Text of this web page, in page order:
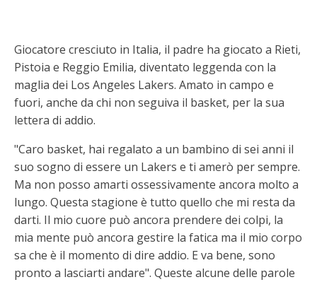
Giocatore cresciuto in Italia, il padre ha giocato a Rieti,
Pistoia e Reggio Emilia, diventato leggenda con la
maglia dei Los Angeles Lakers. Amato in campo e
fuori, anche da chi non seguiva il basket, per la sua
lettera di addio.
"Caro basket, hai regalato a un bambino di sei anni il
suo sogno di essere un Lakers e ti amerò per sempre.
Ma non posso amarti ossessivamente ancora molto a
lungo. Questa stagione è tutto quello che mi resta da
darti. Il mio cuore può ancora prendere dei colpi, la
mia mente può ancora gestire la fatica ma il mio corpo
sa che è il momento di dire addio. E va bene, sono
pronto a lasciarti andare". Queste alcune delle parole